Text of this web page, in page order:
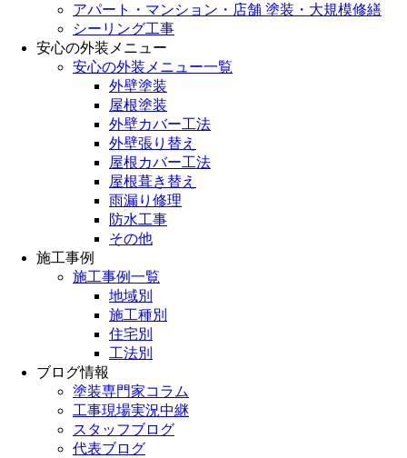
アパート・マンション・店舗 塗装・大規模修繕
シーリング工事
安心の外装メニュー
安心の外装メニュー一覧
外壁塗装
屋根塗装
外壁カバー工法
外壁張り替え
屋根カバー工法
屋根葺き替え
雨漏り修理
防水工事
その他
施工事例
施工事例一覧
地域別
施工種別
住宅別
工法別
ブログ情報
塗装専門家コラム
工事現場実況中継
スタッフブログ
代表ブログ